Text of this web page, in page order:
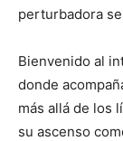
perturbadora
Bienvenido al
donde
más allá de los
su ascenso